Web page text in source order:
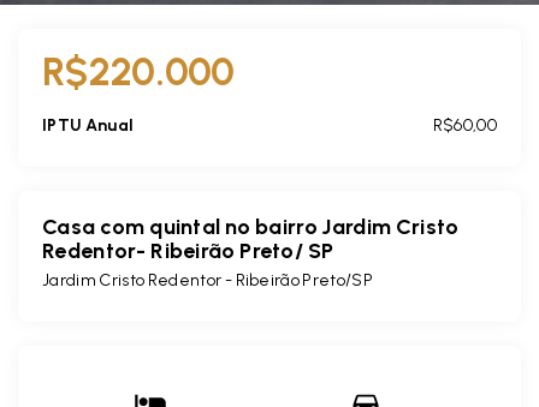
R$220.000
IPTU Anual R$60,00
Casa com quintal no bairro Jardim Cristo
Redentor- Ribeirão Preto/ SP
Jardim Cristo Redentor - Ribeirão Preto/SP